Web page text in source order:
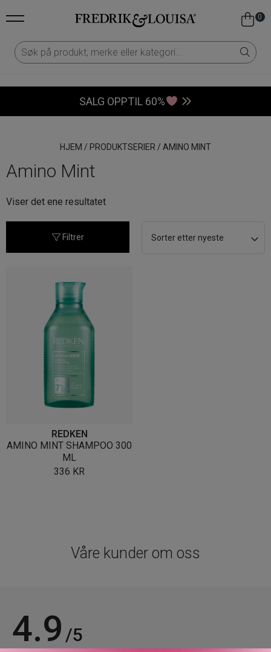
0
SALG OPPTIL 60%
HJEM / PRODUKTSERIER / AMINO MINT
Amino Mint
Viser det ene resultatet
Filtrer
REDKEN
AMINO MINT SHAMPOO 300
ML
336 KR
Våre kunder om oss
4.9 /5